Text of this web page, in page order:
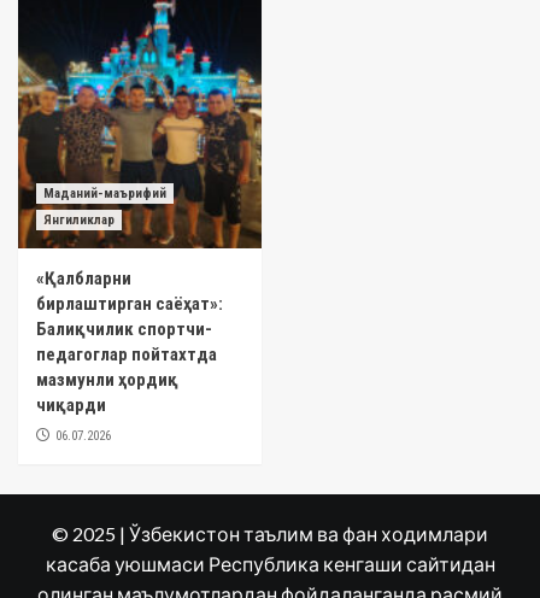
Маданий-маърифий
Янгиликлар
«Қалбларни
бирлаштирган саёҳат»:
Балиқчилик спортчи-
педагоглар пойтахтда
мазмунли ҳордиқ
чиқарди
06.07.2026
© 2025 | Ўзбекистон таълим ва фан ходимлари
касаба уюшмаси Республика кенгаши сайтидан